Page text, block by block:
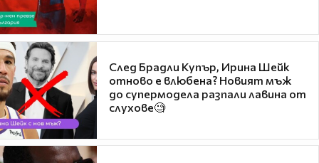
След Брадли Купър, Ирина Шейк
отново е влюбена? Новият мъж
до супермодела разпали лавина от
слухове🧐